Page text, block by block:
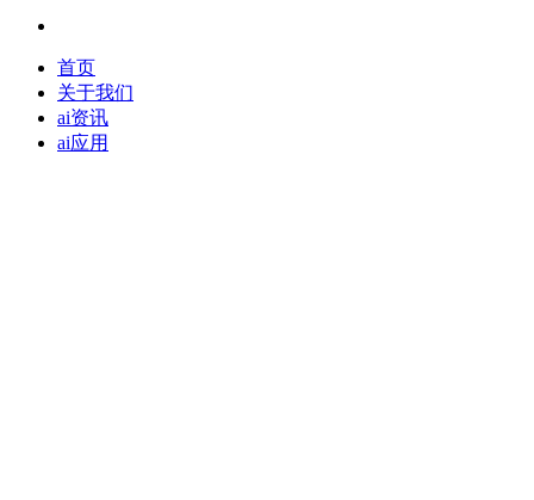
首页
关于我们
ai资讯
ai应用